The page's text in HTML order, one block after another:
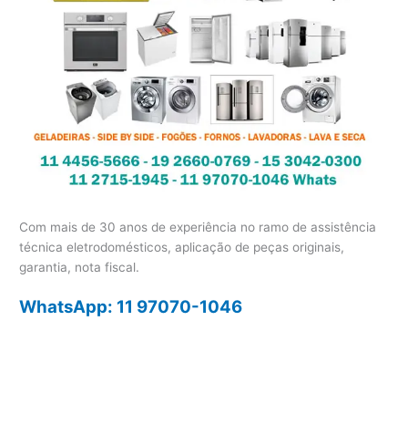
Com mais de 30 anos de experiência no ramo de assistência
técnica eletrodomésticos, aplicação de peças originais,
garantia, nota fiscal.
WhatsApp: 11 97070-1046